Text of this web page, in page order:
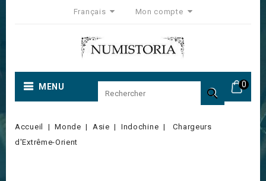
Français Mon compte
0
MENU 
Accueil Monde Asie Indochine
Chargeurs
d'Extrême-Orient